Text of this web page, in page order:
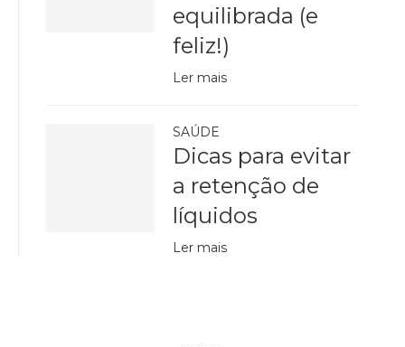
equilibrada (e
feliz!)
Ler mais
SAÚDE
Dicas para evitar
a retenção de
líquidos
Ler mais